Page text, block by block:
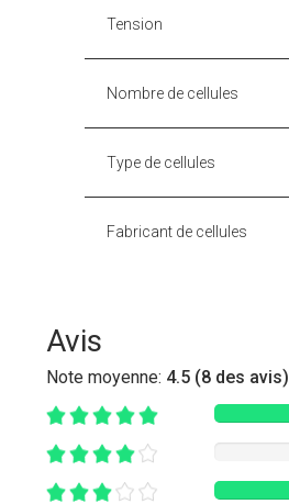
Tension
Nombre de cellules
Type de cellules
Fabricant de cellules
Avis
Note moyenne: 4.5 (8 des avis)